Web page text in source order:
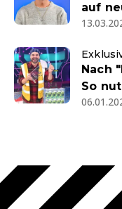
auf
Nach
So